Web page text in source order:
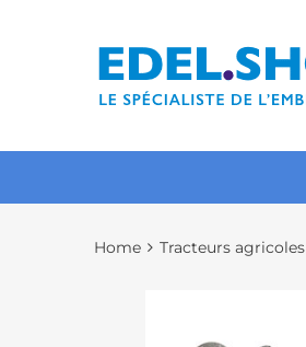
Home Tracteurs agricoles